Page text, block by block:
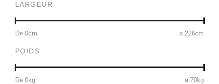
LARGEUR
De 0cm a 226cm
POIDS
De 0kg a 70kg